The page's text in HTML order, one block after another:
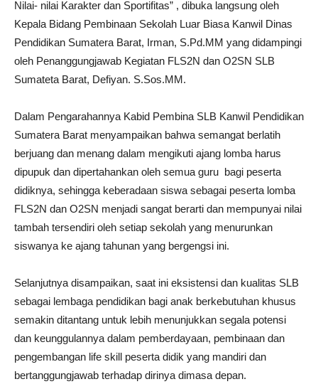
Nilai- nilai Karakter dan Sportifitas” , dibuka langsung oleh
Kepala Bidang Pembinaan Sekolah Luar Biasa Kanwil Dinas
Pendidikan Sumatera Barat, Irman, S.Pd.MM yang didampingi
oleh Penanggungjawab Kegiatan FLS2N dan O2SN SLB
Sumateta Barat, Defiyan. S.Sos.MM.
Dalam Pengarahannya Kabid Pembina SLB Kanwil Pendidikan
Sumatera Barat menyampaikan bahwa semangat berlatih
berjuang dan menang dalam mengikuti ajang lomba harus
dipupuk dan dipertahankan oleh semua guru bagi peserta
didiknya, sehingga keberadaan siswa sebagai peserta lomba
FLS2N dan O2SN menjadi sangat berarti dan mempunyai nilai
tambah tersendiri oleh setiap sekolah yang menurunkan
siswanya ke ajang tahunan yang bergengsi ini.
Selanjutnya disampaikan, saat ini eksistensi dan kualitas SLB
sebagai lembaga pendidikan bagi anak berkebutuhan khusus
semakin ditantang untuk lebih menunjukkan segala potensi
dan keunggulannya dalam pemberdayaan, pembinaan dan
pengembangan life skill peserta didik yang mandiri dan
bertanggungjawab terhadap dirinya dimasa depan.